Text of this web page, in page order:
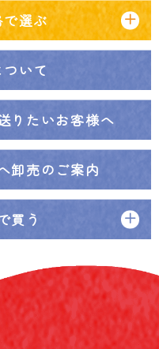
で選ぶ
いて
りたいお客様へ
卸売のご案内
買う